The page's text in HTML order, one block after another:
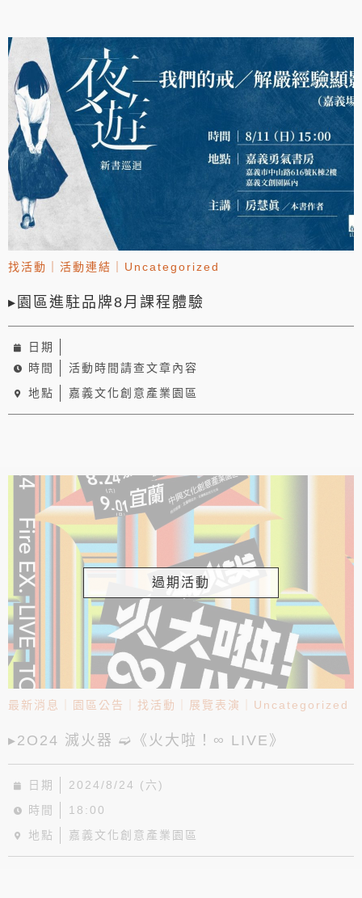
找活動 活動連結 Uncategorized
▸園區進駐品牌8月課程體驗
日期
時間
活動時間請查文章內容
地點
嘉義文化創意產業園區
過期活動
最新消息 園區公告 找活動 展覽表演 Uncategorized
▸2O24 滅火器 ➫《火大啦！∞ LIVE》
日期
2024/8/24 (六)
時間
18:00
地點
嘉義文化創意產業園區